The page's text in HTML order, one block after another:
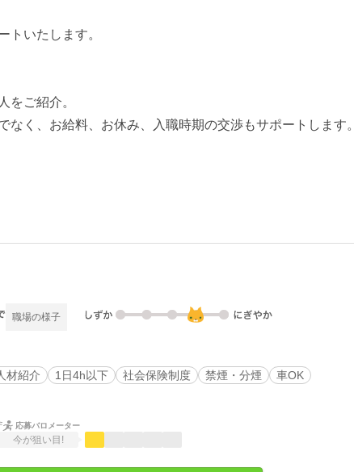
トいたします。
をご紹介。
く、お給料、お休み、入職時期の交渉もサポートします。
職場の様子
材紹介 1日4h以下 社会保険制度 禁煙・分煙 車OK
応募バロメーター
今が狙い目!